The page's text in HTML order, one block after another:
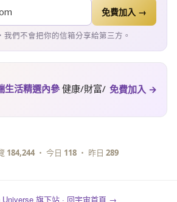
免費加入 →
我們不會把你的信箱分享給第三方。
生活精選內參健康/財富/ 免費加入 →
184,244・ 今日 118 ・ 昨日289
旗下站 · 回宇宙首頁 →